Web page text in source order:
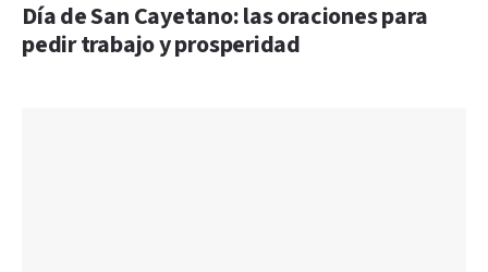
Día de San Cayetano: las oraciones para
pedir trabajo y prosperidad